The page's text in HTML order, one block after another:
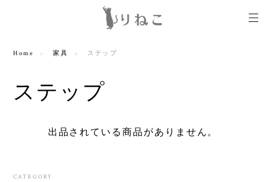
Home 家具 ステップ
ステップ
出品されている商品がありません。
CATEGORY